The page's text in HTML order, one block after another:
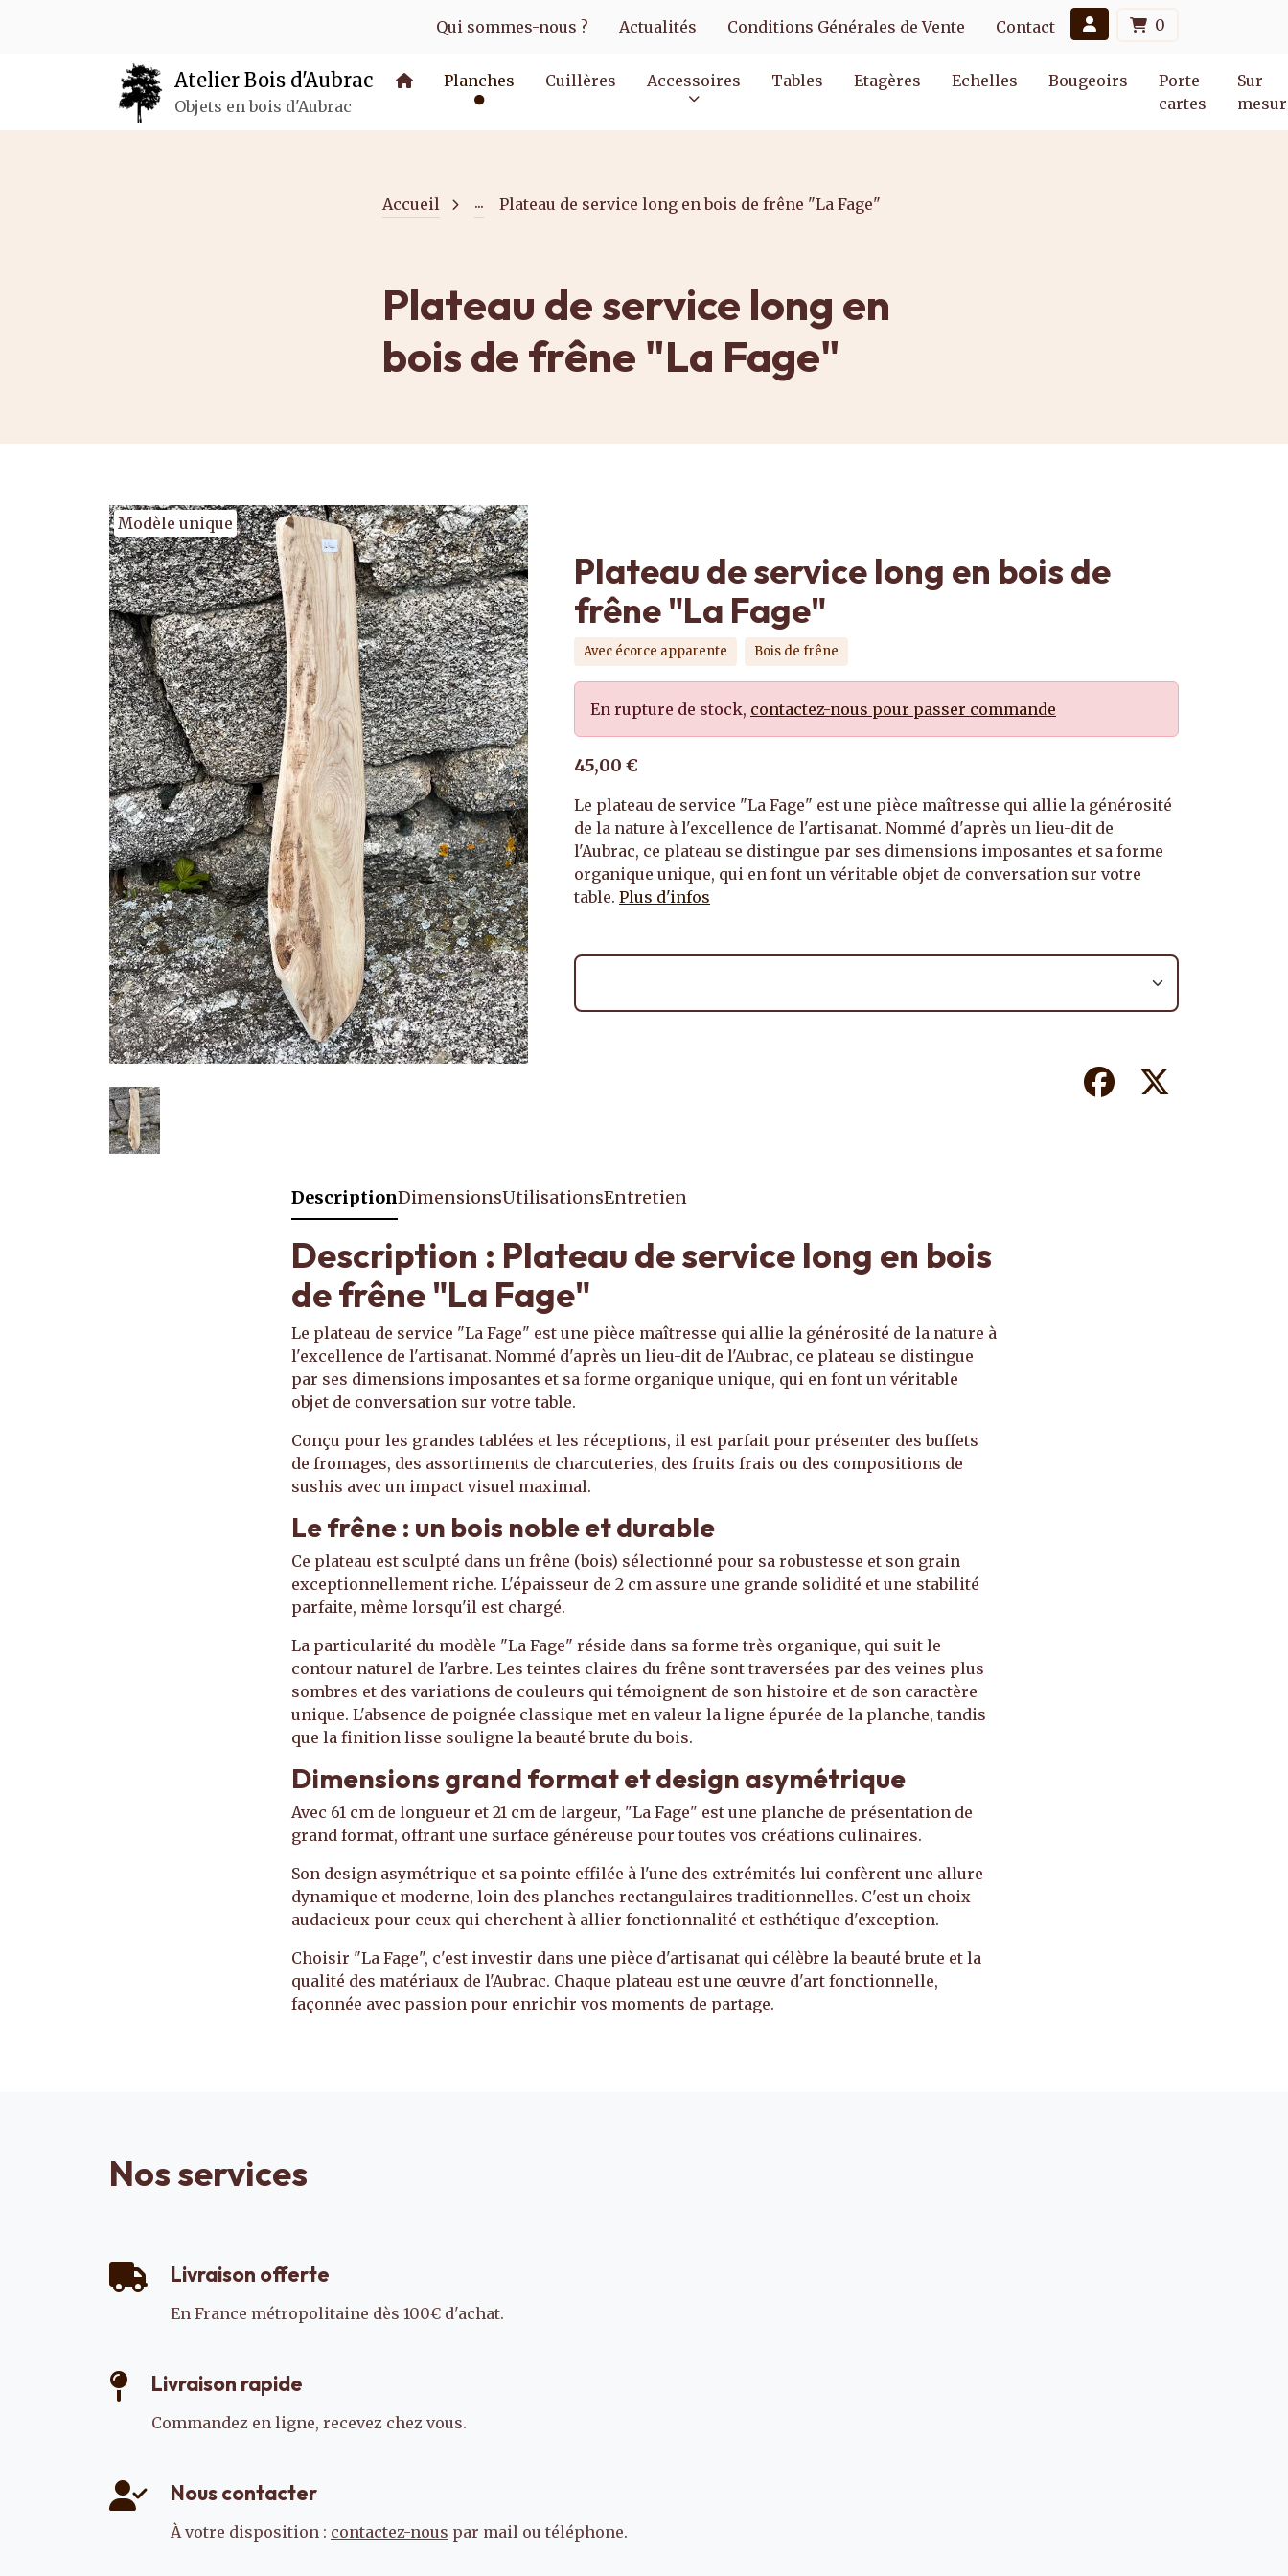
Qui sommes-nous ? Actualités Conditions Générales de Vente Contact 0
Atelier Bois d'Aubrac
Objets en bois d'Aubrac
Planches Cuillères Accessoires Tables Etagères Echelles Bougeoirs
Porte
cartes
Sur
Accueil ... Plateau de service long en bois de frêne "La Fage"
Plateau de service long en
bois de frêne "La Fage"
Modèle unique
Plateau de service long en bois de
frêne "La Fage"
Avec écorce apparente Bois de frêne
En rupture de stock, contactez-nous pour passer commande
45,00 €
Le plateau de service "La Fage" est une pièce maîtresse qui allie la générosité
de la nature à l'excellence de l'artisanat. Nommé d'après un lieu-dit de
l'Aubrac, ce plateau se distingue par ses dimensions imposantes et sa forme
organique unique, qui en font un véritable objet de conversation sur votre
table. Plus d'infos
Facebook
DescriptionDimensionsUtilisationsEntretien
Description : Plateau de service long en bois
de frêne "La Fage"
Le plateau de service "La Fage" est une pièce maîtresse qui allie la générosité de la nature à
l'excellence de l'artisanat. Nommé d'après un lieu-dit de l'Aubrac, ce plateau se distingue
par ses dimensions imposantes et sa forme organique unique, qui en font un véritable
objet de conversation sur votre table.
Conçu pour les grandes tablées et les réceptions, il est parfait pour présenter des buffets
de fromages, des assortiments de charcuteries, des fruits frais ou des compositions de
sushis avec un impact visuel maximal.
Le frêne : un bois noble et durable
Ce plateau est sculpté dans un frêne (bois) sélectionné pour sa robustesse et son grain
exceptionnellement riche. L'épaisseur de 2 cm assure une grande solidité et une stabilité
parfaite, même lorsqu'il est chargé.
La particularité du modèle "La Fage" réside dans sa forme très organique, qui suit le
contour naturel de l'arbre. Les teintes claires du frêne sont traversées par des veines plus
sombres et des variations de couleurs qui témoignent de son histoire et de son caractère
unique. L'absence de poignée classique met en valeur la ligne épurée de la planche, tandis
que la finition lisse souligne la beauté brute du bois.
Dimensions grand format et design asymétrique
Avec 61 cm de longueur et 21 cm de largeur, "La Fage" est une planche de présentation de
grand format, offrant une surface généreuse pour toutes vos créations culinaires.
Son design asymétrique et sa pointe effilée à l'une des extrémités lui confèrent une allure
dynamique et moderne, loin des planches rectangulaires traditionnelles. C'est un choix
audacieux pour ceux qui cherchent à allier fonctionnalité et esthétique d'exception.
Choisir "La Fage", c'est investir dans une pièce d'artisanat qui célèbre la beauté brute et la
qualité des matériaux de l'Aubrac. Chaque plateau est une œuvre d'art fonctionnelle,
façonnée avec passion pour enrichir vos moments de partage.
Nos services
Livraison offerte
En France métropolitaine dès 100€ d'achat.
Livraison rapide
Commandez en ligne, recevez chez vous.
Nous contacter
À votre disposition : contactez-nous par mail ou téléphone.